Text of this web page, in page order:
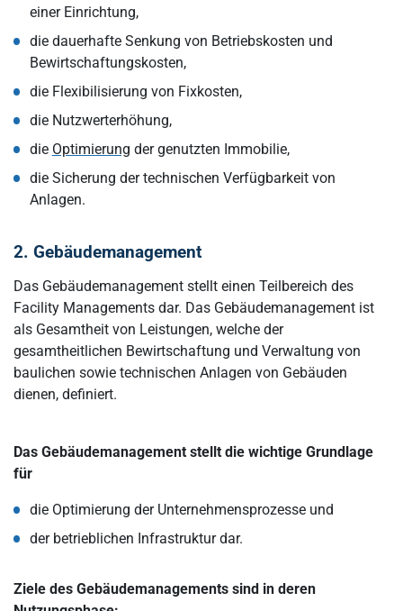
einer Einrichtung,
die dauerhafte Senkung von Betriebskosten und
Bewirtschaftungskosten,
die Flexibilisierung von Fixkosten,
die Nutzwerterhöhung,
die Optimierung der genutzten Immobilie,
die Sicherung der technischen Verfügbarkeit von
Anlagen.
2. Gebäudemanagement
Das Gebäudemanagement stellt einen Teilbereich des
Facility Managements dar. Das Gebäudemanagement ist
als Gesamtheit von Leistungen, welche der
gesamtheitlichen Bewirtschaftung und Verwaltung von
baulichen sowie technischen Anlagen von Gebäuden
dienen, definiert.
Das Gebäudemanagement stellt die wichtige Grundlage
für
die Optimierung der Unternehmensprozesse und
der betrieblichen Infrastruktur dar.
Ziele des Gebäudemanagements sind in deren